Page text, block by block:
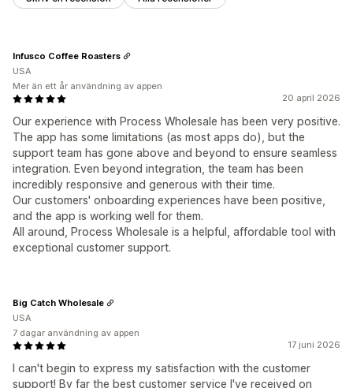
20 april 2026
Our experience with Process Wholesale has been very positive.
The app has some limitations (as most apps do), but the
support team has gone above and beyond to ensure seamless
integration. Even beyond integration, the team has been
incredibly responsive and generous with their time.
Our customers' onboarding experiences have been positive,
and the app is working well for them.
All around, Process Wholesale is a helpful, affordable tool with
exceptional customer support.
Infusco Coffee Roasters
USA
Mer än ett år användning av appen
17 juni 2026
I can't begin to express my satisfaction with the customer
support! By far the best customer service I've received on
Big Catch Wholesale
USA
7 dagar användning av appen